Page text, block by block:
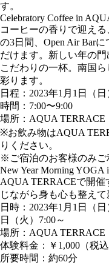
す。
Celebratory Coffee in
コーヒーの香りで迎え
の3日間、Open Air Bar
だけます。新しい年の
こだわりの一杯。南国
彩ります。
日程：2023年1月1日（日
時間：7:00〜9:00
場所：AQUA TERRACE
※お飲み物はAQUA
りください。
※ご宿泊のお客様のみご
New Year Morning
AQUA TERRACEで開
じながら身も心も整えて
日時：2023年1月1日（
日（火）7:00～
場所：AQUA TERRACE
体験料金：￥1,000（税
所要時間：約60分